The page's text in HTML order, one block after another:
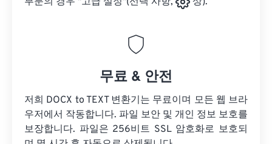
무료 & 안전
저희 DOCX to TEXT 변환기는 무료이며 모든 웹 브라
우저에서 작동합니다. 파일 보안 및 개인 정보 보호를
보장합니다. 파일은 256비트 SSL 암호화로 보호되